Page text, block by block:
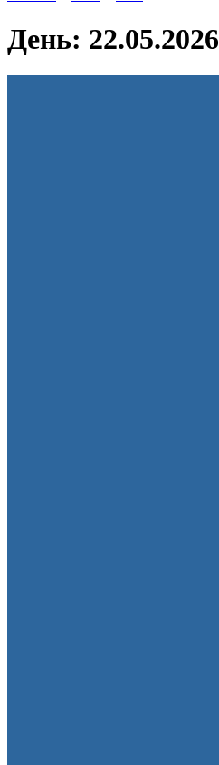
День: 22.05.2026